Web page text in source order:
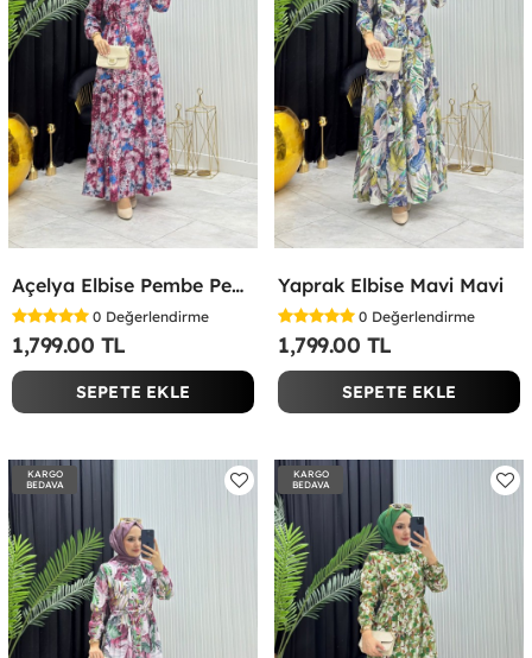
Açelya Elbise Pembe Pembe
0 Değerlendirme
1,799.00 TL
SEPETE EKLE
Yaprak Elbise Mavi Mavi
0 Değerlendirme
1,799.00 TL
SEPETE EKLE
KARGO
BEDAVA
KARGO
BEDAVA